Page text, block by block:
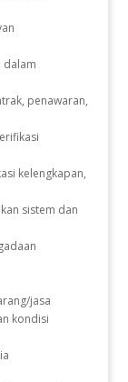
dalam
penawaran,
kelengkapan,
sistem dan
jasa
kondisi